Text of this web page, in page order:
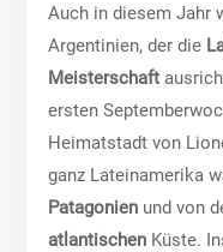
Auch in diesem Jahr
Argentinien, der die
Meisterschaft
ersten
Heimatstadt von
ganz Lateinamerika
Patagonien und von
atlantischen Küste.